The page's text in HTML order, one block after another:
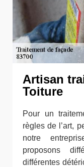
Artisan
Toiture
Pour un
règles de l’art,
notre
proposons
différentes